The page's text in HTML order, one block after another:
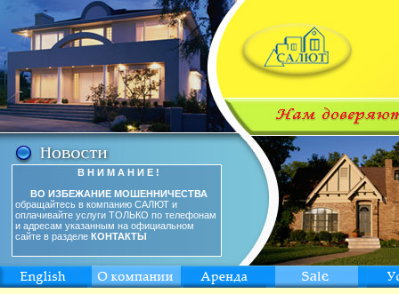
В Н И М А Н И Е !
ВО ИЗБЕЖАНИЕ МОШЕННИЧЕСТВА
обращайтесь в компанию САЛЮТ и
оплачивайте услуги ТОЛЬКО по телефонам
и адресам указанным на официальном
сайте в разделе КОНТАКТЫ